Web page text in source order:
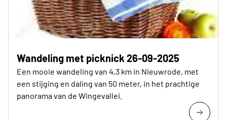
Wandeling met picknick 26-09-2025
Een mooie wandeling van 4,3 km in Nieuwrode, met
een stijging en daling van 50 meter, in het prachtige
panorama van de Wingevallei.